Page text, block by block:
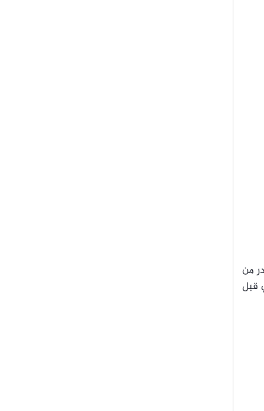
من
قبل